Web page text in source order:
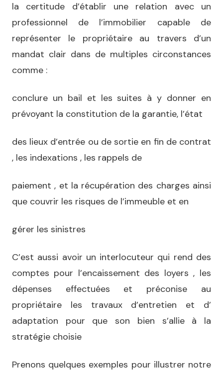
la certitude d’établir une relation avec un
professionnel de l’immobilier capable de
représenter le propriétaire au travers d’un
mandat clair dans de multiples circonstances
comme :
conclure un bail et les suites à y donner en
prévoyant la constitution de la garantie, l’état
des lieux d’entrée ou de sortie en fin de contrat
, les indexations , les rappels de
paiement , et la récupération des charges ainsi
que couvrir les risques de l’immeuble et en
gérer les sinistres
C’est aussi avoir un interlocuteur qui rend des
comptes pour l’encaissement des loyers , les
dépenses effectuées et préconise au
propriétaire les travaux d’entretien et d’
adaptation pour que son bien s’allie à la
stratégie choisie
Prenons quelques exemples pour illustrer notre